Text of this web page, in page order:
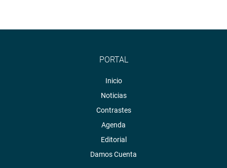
PORTAL
Inicio
Noticias
Contrastes
Agenda
Editorial
Damos Cuenta